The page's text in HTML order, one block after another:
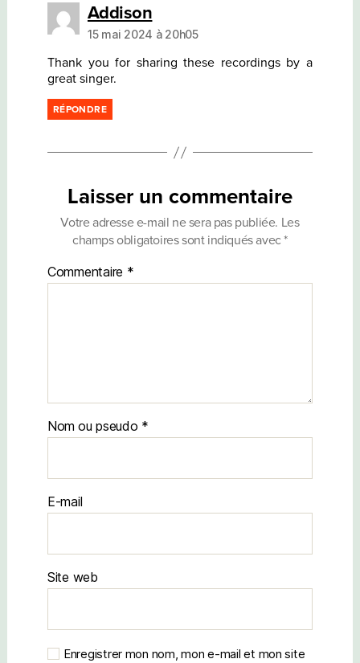
Addisondit :
15 mai 2024 à 20h05
Thank you for sharing these recordings by a
great singer.
RÉPONDRE
Laisser un commentaire
Votre adresse e-mail ne sera pas publiée. Les
champs obligatoires sont indiqués avec*
Commentaire *
Nom
E-mail
Site web
Enregistrer mon nom, mon e-mail et mon site